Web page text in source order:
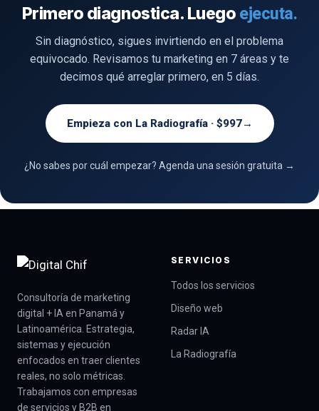
Primero diagnostica. Luego ejecuta.
Sin diagnóstico, sigues invirtiendo en el problema
equivocado. Revisamos tu marketing en 7 áreas y te
decimos qué arreglar primero, en 5 días.
Empieza con La Radiografía · $997→
¿No sabes por cuál empezar? Agenda una sesión gratuita →
Consultoría de marketing
digital + IA en Panamá y
Latinoamérica. Estrategia,
sistemas y ejecución
enfocados en traer clientes
reales, no solo métricas.
Trabajamos con empresas
de servicios y B2B en
SERVICIOS
Todos los servicios
Diseño web
Radar IA
La Radiografía